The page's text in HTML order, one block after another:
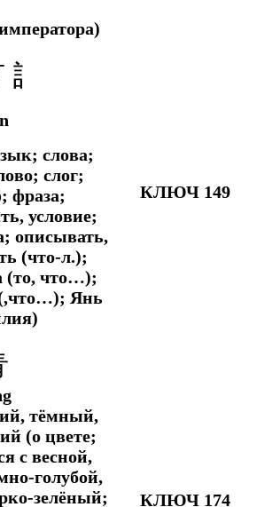
слова;
слог;
фраза;
условие;
описывать,
(что-л.);
(то, что…);
Янь
КЛЮЧ 149
тёмный,
(о цвете;
с весной,
голубой,
зелёный;
КЛЮЧ 174